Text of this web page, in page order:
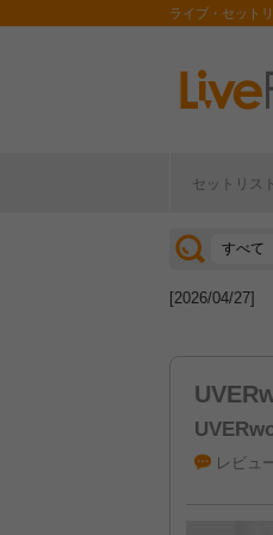
ライブ・セット
セットリスト
[2026/07/28]
[2026/04/27]
レビュ